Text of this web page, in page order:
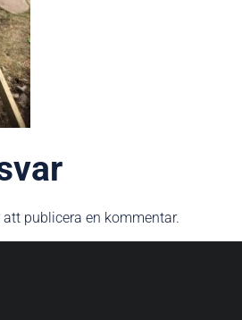
att publicera en kommentar.